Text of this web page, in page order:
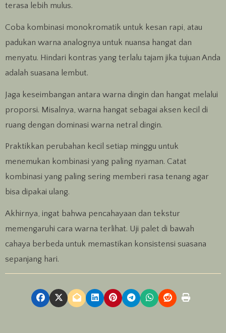
terasa lebih mulus.
Coba kombinasi monokromatik untuk kesan rapi, atau
padukan warna analognya untuk nuansa hangat dan
menyatu. Hindari kontras yang terlalu tajam jika tujuan Anda
adalah suasana lembut.
Jaga keseimbangan antara warna dingin dan hangat melalui
proporsi. Misalnya, warna hangat sebagai aksen kecil di
ruang dengan dominasi warna netral dingin.
Praktikkan perubahan kecil setiap minggu untuk
menemukan kombinasi yang paling nyaman. Catat
kombinasi yang paling sering memberi rasa tenang agar
bisa dipakai ulang.
Akhirnya, ingat bahwa pencahayaan dan tekstur
memengaruhi cara warna terlihat. Uji palet di bawah
cahaya berbeda untuk memastikan konsistensi suasana
sepanjang hari.